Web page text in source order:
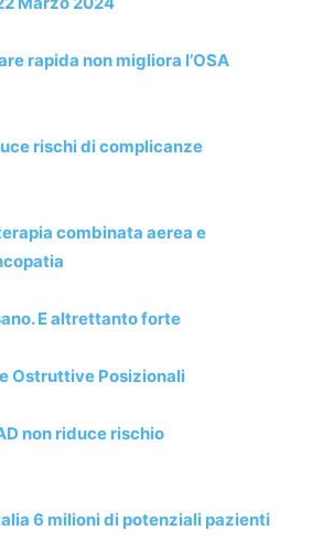
rapida non migliora l’OSA
rischi di complicanze
combinata aerea e
E altrettanto forte
Ostruttive Posizionali
non riduce rischio
6 milioni di potenziali pazienti